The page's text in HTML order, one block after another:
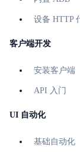
设备 HTTP
客户端开发
安装客户端
API 入门
UI 自动化
基础自动化